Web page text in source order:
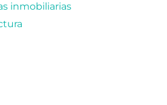
inmobiliarias